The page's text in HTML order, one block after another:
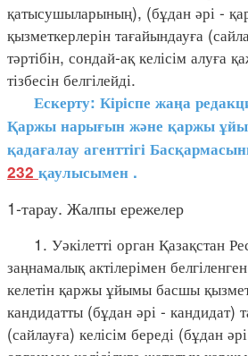
қатысушыларының), (бұдан әрі -
қызметкерлерін тағайындауға
тәртібін, сондай-ақ келісім алуға
тізбесін белгілейді.
Ескерту: Кіріспе жаңа
Қаржы нарығын және қаржы
қадағалау агенттігі
232 қаулысымен .
1-тарау. Жалпы ережелер
1. Уәкілетті орган Қазақстан
заңнамалық актілерімен
келетін қаржы ұйымы басшы
кандидатты (бұдан әрі - кандидат)
(сайлауға) келісім береді (бұдан